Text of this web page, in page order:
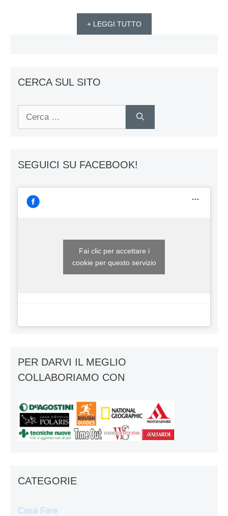
+ LEGGI TUTTO
CERCA SUL SITO
Ricerca
SEGUICI SU FACEBOOK!
Fai clic per accettare i
cookie per questo servizio
PER DARVI IL MEGLIO
COLLABORIAMO CON
CATEGORIE
Cosa Fare